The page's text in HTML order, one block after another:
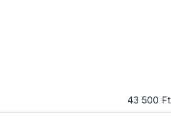
43 500 Ft